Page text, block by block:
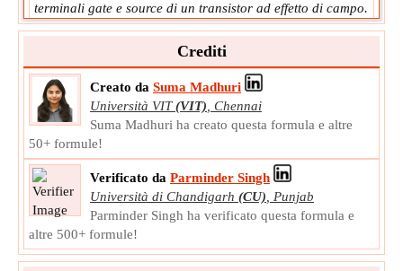
terminali gate e source di un transistor ad effetto di campo.
Simbolo: Vgs
Potenziale elettrico
Unità:V
Nota:
Il valore deve essere maggiore di 0.
Soglia di voltaggio
La tensione di soglia è la tensione gate-source minima
necessaria per creare un percorso conduttivo tra i
terminali source e drain di un transistor ad effetto di
V
Unità:V
Crediti
Creato da Suma Madhuri
Università VIT (VIT) Chennai
Suma Madhuri ha creato questa formula e altre
50+ formule!
Verificato da Parminder Singh
Università di Chandigarh (CU)
Punjab
Parminder Singh ha verificato questa formula e
altre 500+ formule!